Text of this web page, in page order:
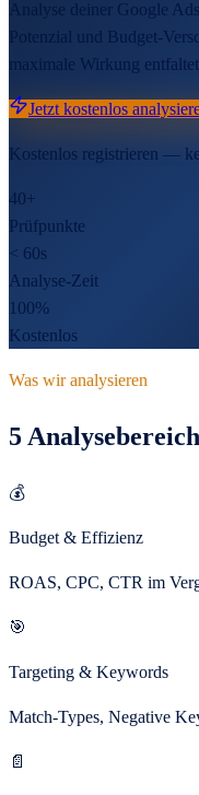
Analyse deiner Google
Potenzial und Budget-
maximale Wirkung
Jetzt kostenlos
Kostenlos registrieren —
40+
Prüfpunkte
< 60s
Analyse-Zeit
100%
Kostenlos
Was wir analysieren
5
💰
Budget & Effizienz
ROAS, CPC, CTR im
🎯
Targeting & Keywords
Match-Types, Negative
📄